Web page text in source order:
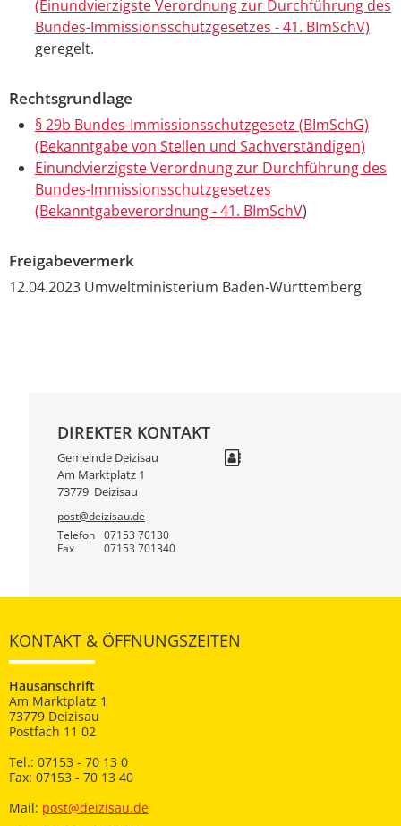
(Einundvierzigste Verordnung zur Durchführung des
Bundes-Immissionsschutzgesetzes - 41. BImSchV)
geregelt.
Rechtsgrundlage
§ 29b Bundes-Immissionsschutzgesetz (BImSchG)
(Bekanntgabe von Stellen und Sachverständigen)
Einundvierzigste Verordnung zur Durchführung des
Bundes-Immissionsschutzgesetzes
(Bekanntgabeverordnung - 41. BImSchV)
Freigabevermerk
12.04.2023 Umweltministerium Baden-Württemberg
DIREKTER KONTAKT
Gemeinde Deizisau
Am Marktplatz 1
73779 Deizisau
post@deizisau.de
Telefon
07153 70130
Fax 07153 701340
KONTAKT & ÖFFNUNGSZEITEN
Hausanschrift
Am Marktplatz 1
73779 Deizisau
Postfach 11 02
Tel.: 07153 - 70 13 0
Fax: 07153 - 70 13 40
Mail: post@deizisau.de